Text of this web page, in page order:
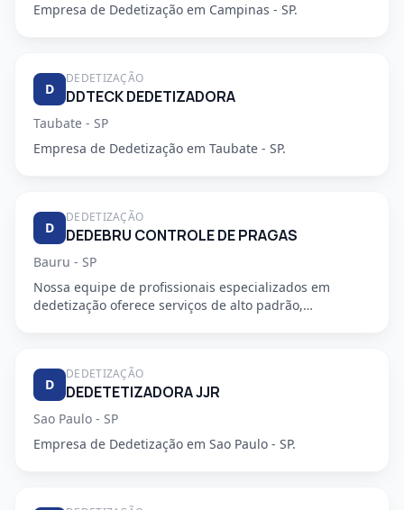
Empresa de Dedetização em Campinas - SP.
D
DEDETIZAÇÃO
DDTECK DEDETIZADORA
Taubate - SP
Empresa de Dedetização em Taubate - SP.
D
DEDETIZAÇÃO
DEDEBRU CONTROLE DE PRAGAS
Bauru - SP
Nossa equipe de profissionais especializados em
dedetização oferece serviços de alto padrão,
D
DEDETIZAÇÃO
DEDETETIZADORA JJR
Sao Paulo - SP
Empresa de Dedetização em Sao Paulo - SP.